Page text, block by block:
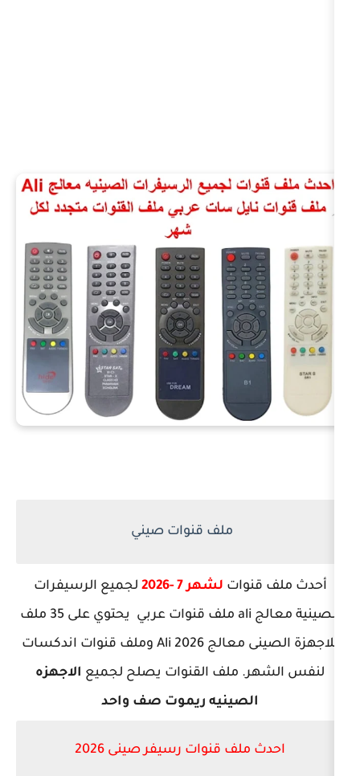
لشهر 7 -2026
لجميع الرسيفرات
الصينية معالج ali ملف قنوات عربي يحتوي على 35 ملف
للاجهزة الصينى معالج Ali 2026 وملف قنوات اندكسات
ملف القنوات يصلح لجميعالاجهزه
ريموت صف واحد
قنوات رسيفر صينى 2026